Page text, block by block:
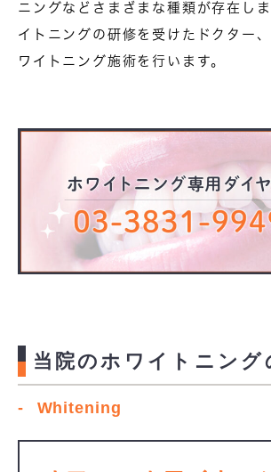
ニングなどさまざまな種類が存在し
イトニングの研修を受けたドクター
ワイトニング施術を行います。
当院のホワイトニング
Whitening